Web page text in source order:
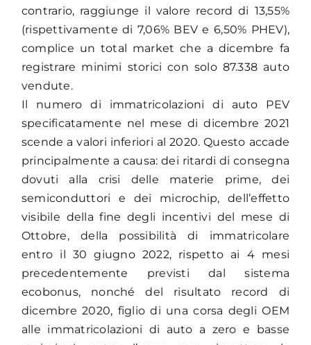
contrario, raggiunge il valore record di 13,55%
(rispettivamente di 7,06% BEV e 6,50% PHEV),
complice un total market che a dicembre fa
registrare minimi storici con solo 87.338 auto
vendute.
Il numero di immatricolazioni di auto PEV
specificatamente nel mese di dicembre 2021
scende a valori inferiori al 2020. Questo accade
principalmente a causa: dei ritardi di consegna
dovuti alla crisi delle materie prime, dei
semiconduttori e dei microchip, dell’effetto
visibile della fine degli incentivi del mese di
Ottobre, della possibilità di immatricolare
entro il 30 giugno 2022, rispetto ai 4 mesi
precedentemente previsti dal sistema
ecobonus, nonché del risultato record di
dicembre 2020, figlio di una corsa degli OEM
alle immatricolazioni di auto a zero e basse